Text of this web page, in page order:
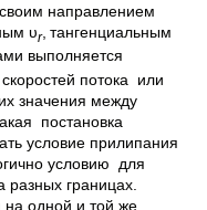
направлением
υr, тангенциальным
выполняется
потока или
значения между
постановка
условие прилипания
условию для
границах.
на одной и той же